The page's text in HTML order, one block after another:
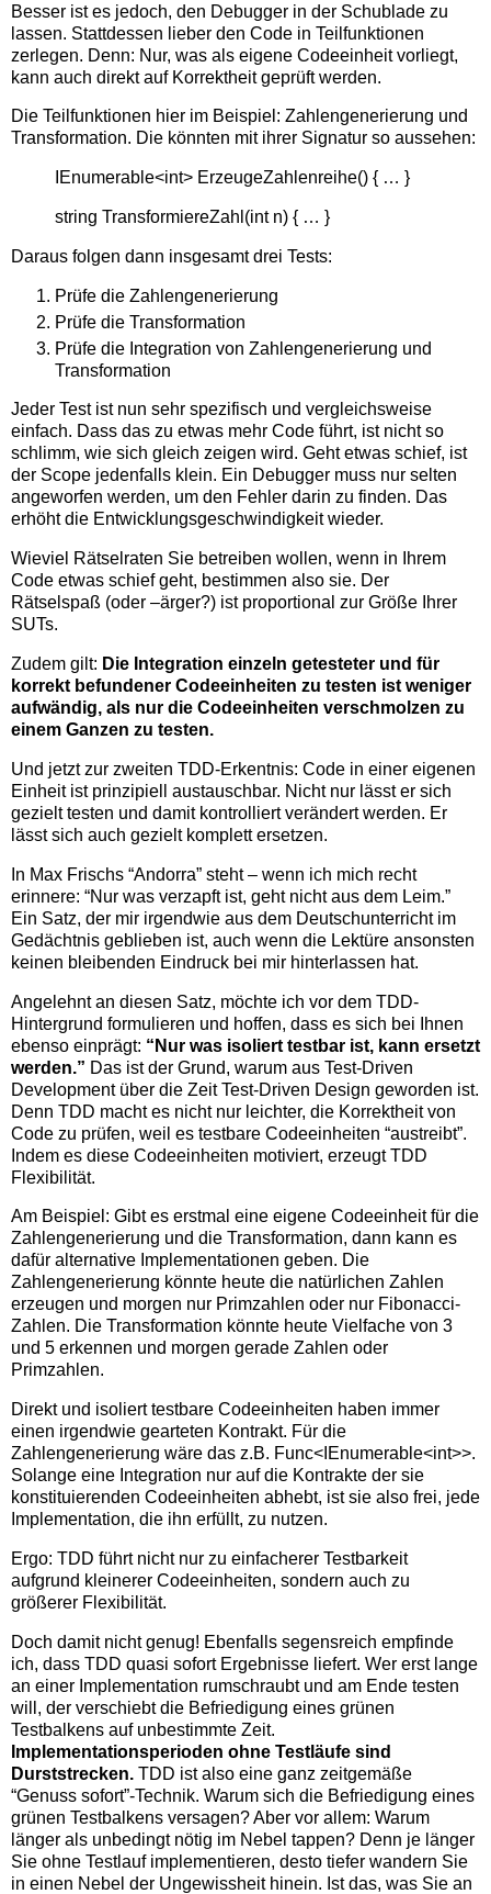
Besser ist es jedoch, den Debugger in der Schublade zu
lassen. Stattdessen lieber den Code in Teilfunktionen
zerlegen. Denn: Nur, was als eigene Codeeinheit vorliegt,
kann auch direkt auf Korrektheit geprüft werden.
Die Teilfunktionen hier im Beispiel: Zahlengenerierung und
Transformation. Die könnten mit ihrer Signatur so aussehen:
IEnumerable<int> ErzeugeZahlenreihe() { … }
string TransformiereZahl(int n) { … }
Daraus folgen dann insgesamt drei Tests:
Prüfe die Zahlengenerierung
Prüfe die Transformation
Prüfe die Integration von Zahlengenerierung und
Transformation
Jeder Test ist nun sehr spezifisch und vergleichsweise
einfach. Dass das zu etwas mehr Code führt, ist nicht so
schlimm, wie sich gleich zeigen wird. Geht etwas schief, ist
der Scope jedenfalls klein. Ein Debugger muss nur selten
angeworfen werden, um den Fehler darin zu finden. Das
erhöht die Entwicklungsgeschwindigkeit wieder.
Wieviel Rätselraten Sie betreiben wollen, wenn in Ihrem
Code etwas schief geht, bestimmen also sie. Der
Rätselspaß (oder –ärger?) ist proportional zur Größe Ihrer
SUTs.
Zudem gilt: Die Integration einzeln getesteter und für
korrekt befundener Codeeinheiten zu testen ist weniger
aufwändig, als nur die Codeeinheiten verschmolzen zu
einem Ganzen zu testen.
Und jetzt zur zweiten TDD-Erkentnis: Code in einer eigenen
Einheit ist prinzipiell austauschbar. Nicht nur lässt er sich
gezielt testen und damit kontrolliert verändert werden. Er
lässt sich auch gezielt komplett ersetzen.
In Max Frischs “Andorra” steht – wenn ich mich recht
erinnere: “Nur was verzapft ist, geht nicht aus dem Leim.”
Ein Satz, der mir irgendwie aus dem Deutschunterricht im
Gedächtnis geblieben ist, auch wenn die Lektüre ansonsten
keinen bleibenden Eindruck bei mir hinterlassen hat.
Angelehnt an diesen Satz, möchte ich vor dem TDD-
Hintergrund formulieren und hoffen, dass es sich bei Ihnen
ebenso einprägt: “Nur was isoliert testbar ist, kann ersetzt
werden.” Das ist der Grund, warum aus Test-Driven
Development über die Zeit Test-Driven Design geworden ist.
Denn TDD macht es nicht nur leichter, die Korrektheit von
Code zu prüfen, weil es testbare Codeeinheiten “austreibt”.
Indem es diese Codeeinheiten motiviert, erzeugt TDD
Flexibilität.
Am Beispiel: Gibt es erstmal eine eigene Codeeinheit für die
Zahlengenerierung und die Transformation, dann kann es
dafür alternative Implementationen geben. Die
Zahlengenerierung könnte heute die natürlichen Zahlen
erzeugen und morgen nur Primzahlen oder nur Fibonacci-
Zahlen. Die Transformation könnte heute Vielfache von 3
und 5 erkennen und morgen gerade Zahlen oder
Primzahlen.
Direkt und isoliert testbare Codeeinheiten haben immer
einen irgendwie gearteten Kontrakt. Für die
Zahlengenerierung wäre das z.B. Func<IEnumerable<int>>.
Solange eine Integration nur auf die Kontrakte der sie
konstituierenden Codeeinheiten abhebt, ist sie also frei, jede
Implementation, die ihn erfüllt, zu nutzen.
Ergo: TDD führt nicht nur zu einfacherer Testbarkeit
aufgrund kleinerer Codeeinheiten, sondern auch zu
größerer Flexibilität.
Doch damit nicht genug! Ebenfalls segensreich empfinde
ich, dass TDD quasi sofort Ergebnisse liefert. Wer erst lange
an einer Implementation rumschraubt und am Ende testen
will, der verschiebt die Befriedigung eines grünen
Testbalkens auf unbestimmte Zeit.
Implementationsperioden ohne Testläufe sind
Durststrecken. TDD ist also eine ganz zeitgemäße
“Genuss sofort”-Technik. Warum sich die Befriedigung eines
grünen Testbalkens versagen? Aber vor allem: Warum
länger als unbedingt nötig im Nebel tappen? Denn je länger
Sie ohne Testlauf implementieren, desto tiefer wandern Sie
in einen Nebel der Ungewissheit hinein. Ist das, was Sie an